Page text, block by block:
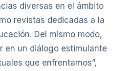
diversas en el ámbito
revistas dedicadas a la
Del mismo modo,
en un diálogo estimulante
que enfrentamos”,